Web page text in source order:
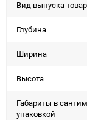
Вид выпуска
Глубина
Ширина
Высота
Габариты в
упаковкой